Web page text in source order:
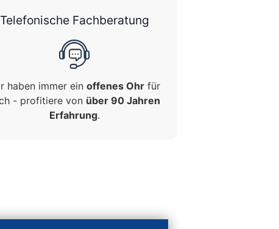
Telefonische Fachberatung
haben immer ein offenes Ohrfür
- profitiere von über 90 Jahren
Erfahrung.